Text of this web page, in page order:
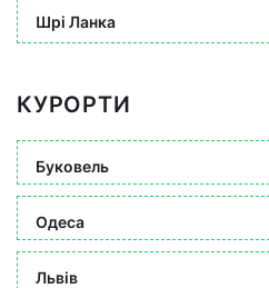
Шрі Ланка
КУРОРТИ
Буковель
Одеса
Львів